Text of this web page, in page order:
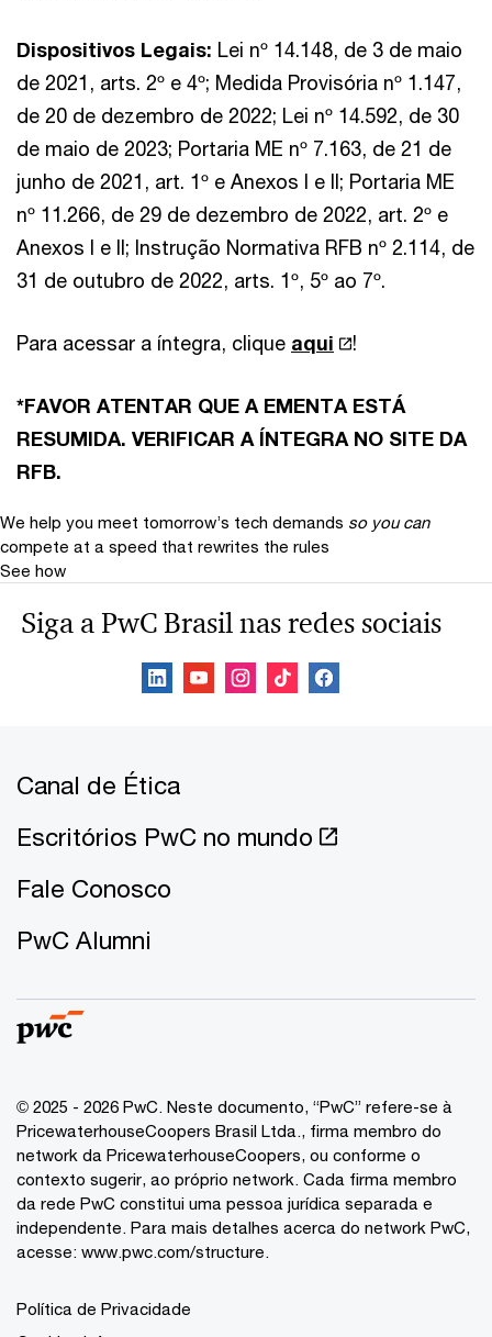
Dispositivos Legais: Lei nº 14.148, de 3 de maio
de 2021, arts. 2º e 4º; Medida Provisória nº 1.147,
de 20 de dezembro de 2022; Lei nº 14.592, de 30
de maio de 2023; Portaria ME nº 7.163, de 21 de
junho de 2021, art. 1º e Anexos I e II; Portaria ME
nº 11.266, de 29 de dezembro de 2022, art. 2º e
Anexos I e II; Instrução Normativa RFB nº 2.114, de
31 de outubro de 2022, arts. 1º, 5º ao 7º.
Para acessar a íntegra, clique aqui !
*FAVOR ATENTAR QUE A EMENTA ESTÁ
RESUMIDA. VERIFICAR A ÍNTEGRA NO SITE DA
RFB.
We help you meet tomorrow’s tech demands so you can
compete at a speed that rewrites the rules
See how
Siga a PwC Brasil nas redes sociais
Canal de Ética
Escritórios PwC no mundo
Fale Conosco
PwC Alumni
© 2025 - 2026 PwC. Neste documento, “PwC” refere-se à
PricewaterhouseCoopers Brasil Ltda., firma membro do
network da PricewaterhouseCoopers, ou conforme o
contexto sugerir, ao próprio network. Cada firma membro
da rede PwC constitui uma pessoa jurídica separada e
independente. Para mais detalhes acerca do network PwC,
acesse: www.pwc.com/structure.
Política de Privacidade